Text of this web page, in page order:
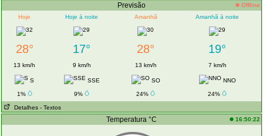
Previsão
Offline
Hoje
Hoje à noite Amanhã Amanhã à noite
28° 17° 28° 19°
13 km/h 9 km/h 13 km/h 7 km/h
S SSE SO NNO
1% 9% 24% 24%
Detalhes - Textos
Temperatura °C 16:50:22